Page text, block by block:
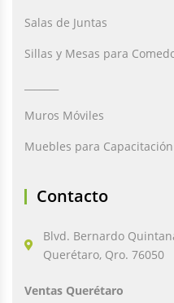
Salas de Juntas
Sillas y Mesas para
Muros Móviles
Muebles para Capacitación
Contacto
Blvd. Bernardo
Querétaro, Qro. 76050
Ventas Querétaro